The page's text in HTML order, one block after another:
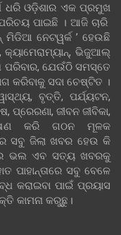
ଧରି ଓଡ଼ିଶାର ଏକ ପ୍ରମୁଖ
ପାଇଛି । ଆଜି ଚାରି
ମିଡିଆ ନେଟୱର୍କ ’ ହେଉଛି
କ୍ୟାମେରାମ୍ୟାନ୍, ଭିଜୁଆଲ୍
ପରିବାର, ଯେଉଁଠି ସମସ୍ତେ
କରିବାକୁ ସଦା ଚେଷ୍ଟିତ ।
ବୃତ୍ତି, ପର୍ଯ୍ୟଟନ,
ପ୍ରେରଣା, ଜୀବନ ଜୀବିକା,
କରି ଗଠନ ମୂଳକ
ସବୁ ଜିଲା ଖବର ହେଉ କି
ଭଲ ଏବ ସତ୍ୟ ଖବରକୁ
ପାହାନ୍ତାରେ ସବୁ ବେଳେ
କରାଇବା ପାଇଁ ପ୍ରୟାସ
କାମନା କରୁଛୁ।